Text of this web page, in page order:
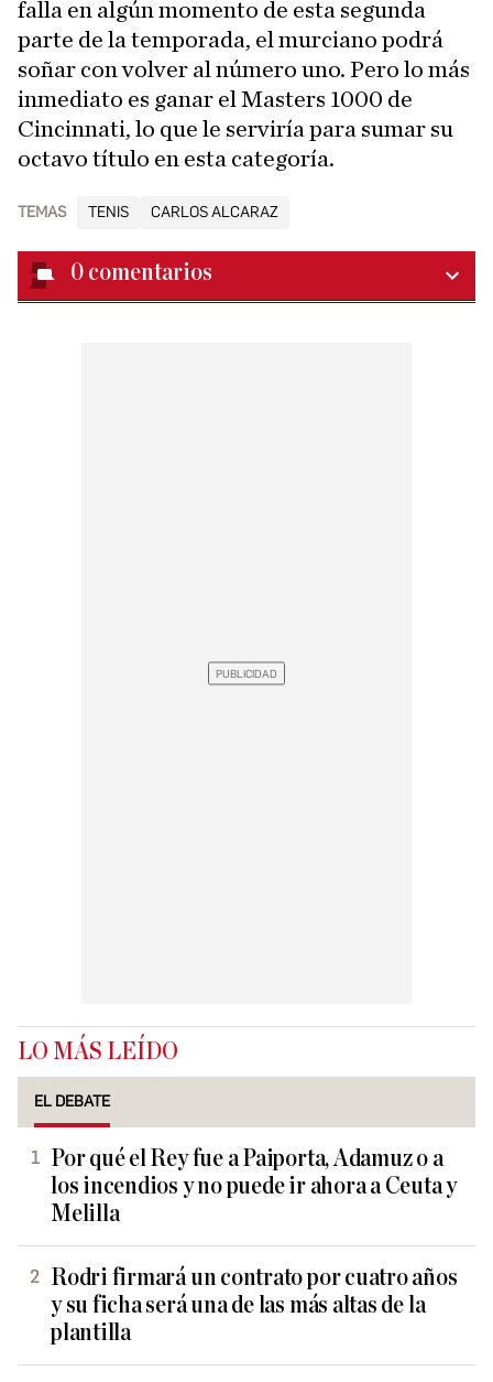
falla en algún momento de esta segunda
parte de la temporada, el murciano podrá
soñar con volver al número uno. Pero lo más
inmediato es ganar el Masters 1000 de
Cincinnati, lo que le serviría para sumar su
octavo título en esta categoría.
TEMAS TENIS CARLOS ALCARAZ
0 comentarios
LO MÁS LEÍDO
EL DEBATE
Por qué el Rey fue a Paiporta, Adamuz o a
los incendios y no puede ir ahora a Ceuta y
Melilla
Rodri firmará un contrato por cuatro años
y su ficha será una de las más altas de la
plantilla